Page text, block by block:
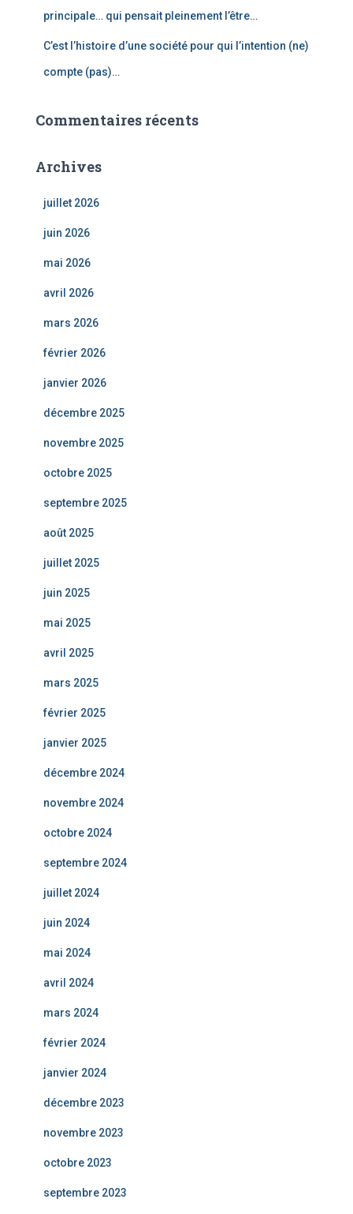
principale… qui pensait pleinement l’être…
C’est l’histoire d’une société pour qui l’intention (ne)
compte (pas)…
Commentaires récents
Archives
juillet 2026
juin 2026
mai 2026
avril 2026
mars 2026
février 2026
janvier 2026
décembre 2025
novembre 2025
octobre 2025
septembre 2025
août 2025
juillet 2025
juin 2025
mai 2025
avril 2025
mars 2025
février 2025
janvier 2025
décembre 2024
novembre 2024
octobre 2024
septembre 2024
juillet 2024
juin 2024
mai 2024
avril 2024
mars 2024
février 2024
janvier 2024
décembre 2023
novembre 2023
octobre 2023
septembre 2023